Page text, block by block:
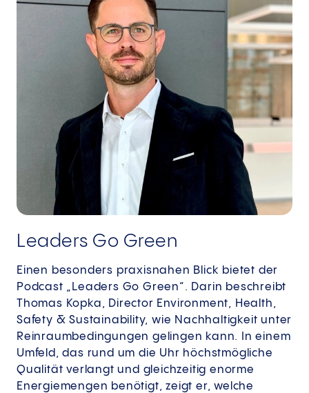
Leaders Go Green
Einen besonders praxisnahen Blick bietet der
Podcast „Leaders Go Green“. Darin beschreibt
Thomas Kopka, Director Environment, Health,
Safety & Sustainability, wie Nachhaltigkeit unter
Reinraumbedingungen gelingen kann. In einem
Umfeld, das rund um die Uhr höchstmögliche
Qualität verlangt und gleichzeitig enorme
Energiemengen benötigt, zeigt er, welche